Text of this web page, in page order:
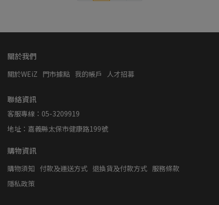
關於我們
關於WEiZ 門市據點 我的帳戶 人才招募
聯絡資訊
客服專線：05-3209919
地址：嘉義縣太保市健康路199號
購物資訊
購物須知 付款及運送方式 退換貨及付款方式 服務條款
隱私政策